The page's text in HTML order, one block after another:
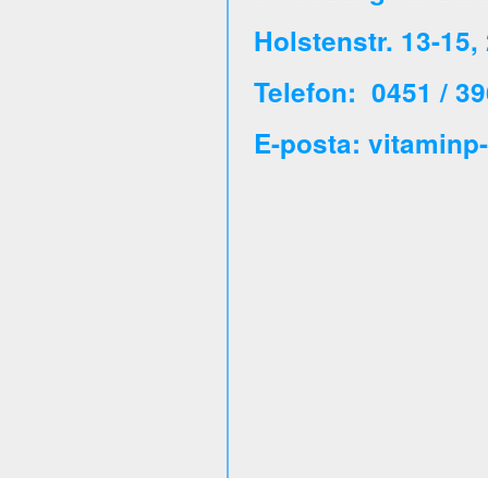
Holstenstr. 13-
Telefon: 0451 /
E-posta: